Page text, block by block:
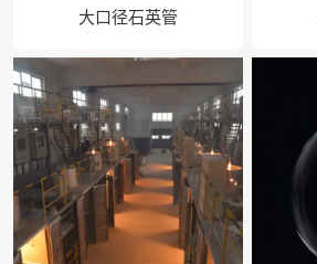
大口径石英管